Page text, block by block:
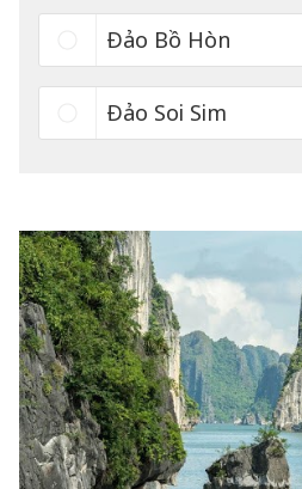
Đảo Bồ Hòn
Đảo Soi Sim